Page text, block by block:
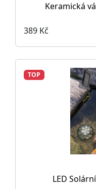
Keramická
389 Kč
TOP
LED